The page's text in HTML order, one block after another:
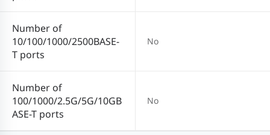
Number of
10/100/1000/2500BASE-
T ports
No
Number of
100/1000/2.5G/5G/10GB
ASE-T ports
No